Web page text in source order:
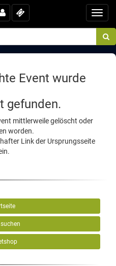
Event wurde
gefunden.
mittlerweile gelöscht oder
worden.
Link der Ursprungsseite